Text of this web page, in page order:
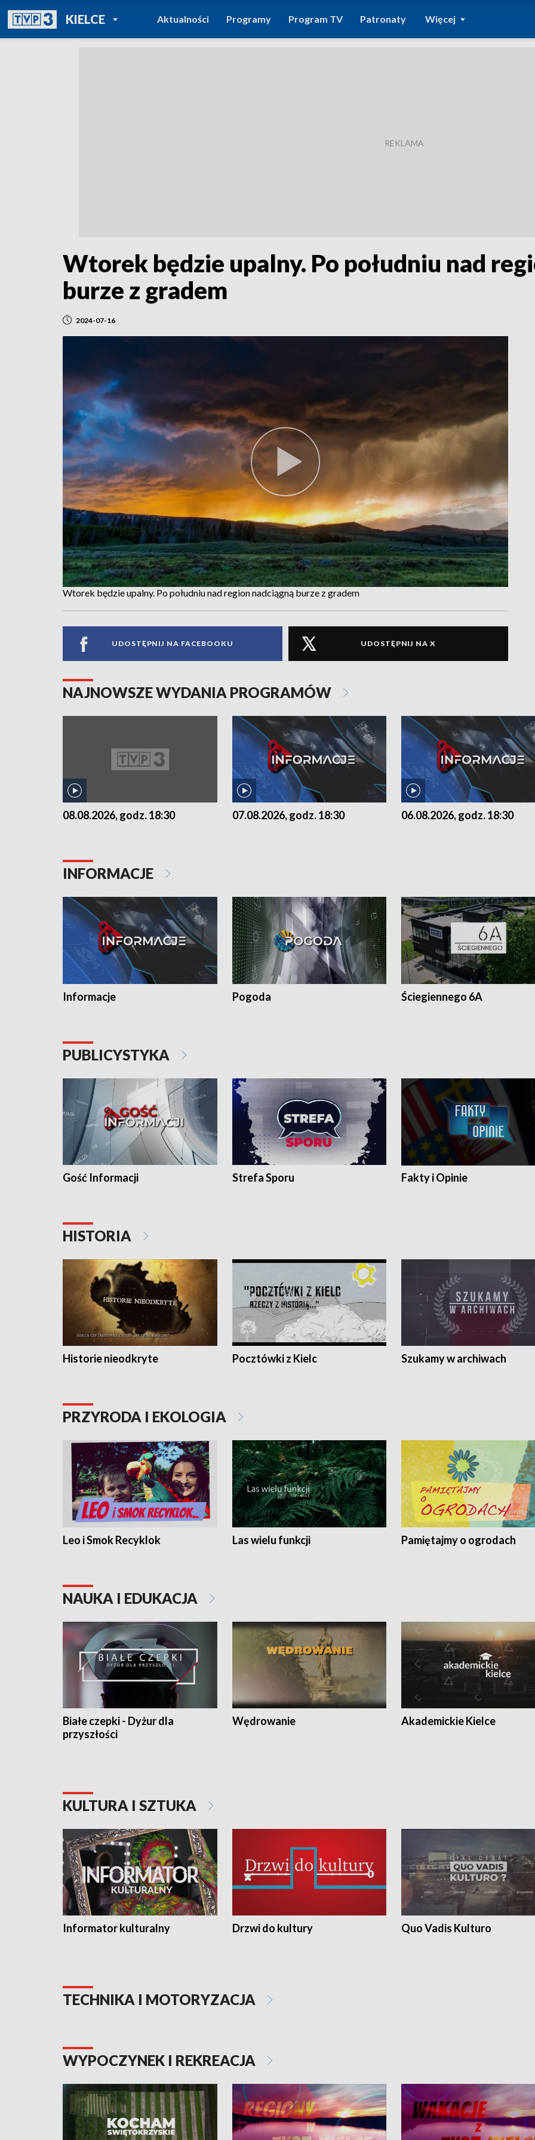
KIELCEPOWRÓT DO
TVP REGIONY
Aktualności Programy Program TV Patronaty Więcej
Wtorek będzie upalny. Po południu nad
burze z gradem
2024-07-16
Wtorek będzie upalny. Po południu nad region nadciągną burze z gradem
UDOSTĘPNIJ NA FACEBOOKU UDOSTĘPNIJ NA X
NAJNOWSZE WYDANIA PROGRAMÓW
08.08.2026, godz. 18:30 07.08.2026, godz. 18:30 06.08.2026, godz. 18:30
INFORMACJE
Informacje Pogoda Ściegiennego 6A
PUBLICYSTYKA
Gość Informacji Strefa Sporu Fakty i Opinie
HISTORIA
Historie nieodkryte Pocztówki z Kielc Szukamy w archiwach
PRZYRODA I EKOLOGIA
Leo i Smok Recyklok Las wielu funkcji Pamiętajmy o ogrodach
NAUKA I EDUKACJA
Białe czepki - Dyżur dla
przyszłości
Wędrowanie Akademickie Kielce
KULTURA I SZTUKA
Informator kulturalny Drzwi do kultury Quo Vadis Kulturo
TECHNIKA I MOTORYZACJA
WYPOCZYNEK I REKREACJA